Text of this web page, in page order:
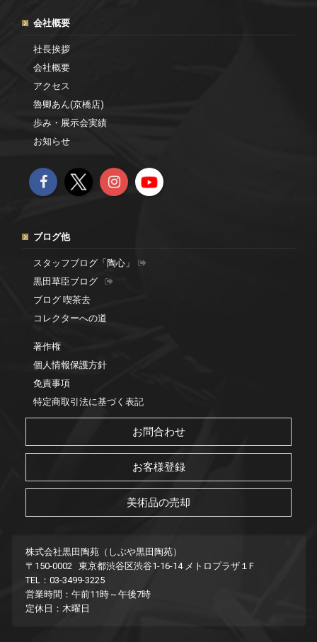
会社概要
社長挨拶
会社概要
アクセス
魯卿あん(京橋店)
歩み・展示会実績
お知らせ
ブログ他
スタッフブログ「陶心」
黒田草臣ブログ
ブログ 喫茶去
コレクターへの道
著作権
個人情報保護方針
免責事項
特定商取引法に基づく表記
お問合わせ
お客様登録
美術品の売却
株式会社黒田陶苑（しぶや黒田陶苑）
〒150-0002 東京都渋谷区渋谷1-16-14 メトロプラザ１F
TEL：03-3499-3225
営業時間：午前11時～午後7時
定休日：木曜日